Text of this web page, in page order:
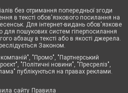
без отримання попередньої згоди
в тексті обов'язкового посилання на
Для інтернет-видань обов'язкове
для пошукових систем гіперпосилання
абзацу в тексті або в якості джерела.
Законом.
"Промо", "Партнерський
"Політичні новини", "Пресреліз",
публікуються на правах реклами.
сайту Правила